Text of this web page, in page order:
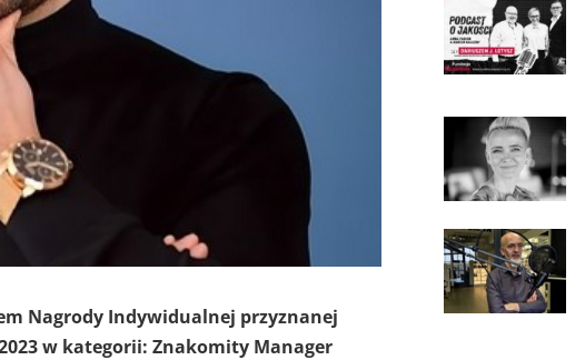
Nagrody Indywidualnej przyznanej
w kategorii: Znakomity Manager